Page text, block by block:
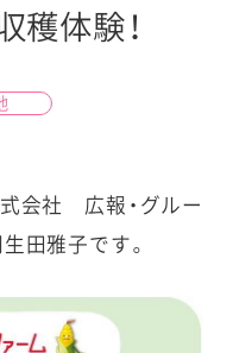
穫体験！
会社 広報・グルー
田雅子です。